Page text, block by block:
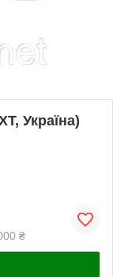
Україна)
₴